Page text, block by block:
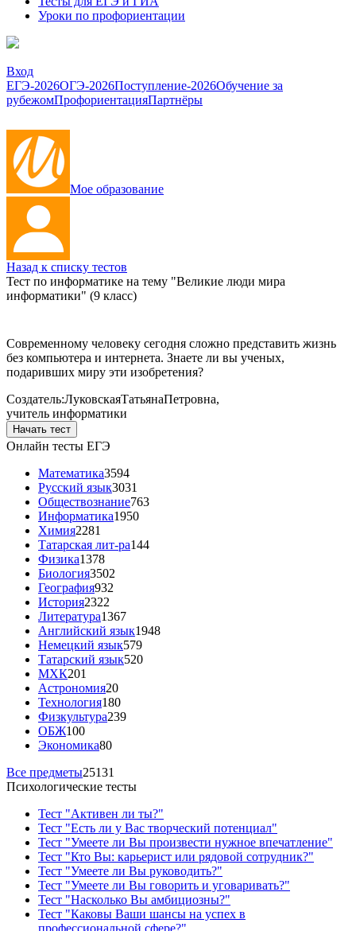
Уроки по профориентации
Вход
ЕГЭ-2026ОГЭ-2026Поступление-2026Обучение за
рубежомПрофориентацияПартнёры
Мое образование
Назад к списку тестов
Тест по информатике на тему "Великие люди мира
информатики" (9 класс)
Современному человеку сегодня сложно представить жизнь
без компьютера и интернета. Знаете ли вы ученых,
подаривших миру эти изобретения?
Создатель:ЛуковскаяТатьянаПетровна,
учитель информатики
Начать тест
Онлайн тесты ЕГЭ
Математика3594
Русский язык3031
Обществознание763
Информатика1950
Химия2281
Татарская лит-ра144
Физика1378
Биология3502
География932
История2322
Литература1367
Английский язык1948
Немецкий язык579
Татарский язык520
МХК201
Астрономия20
Технология180
Физкультура239
ОБЖ100
Экономика80
Все предметы25131
Психологические тесты
Тест "Активен ли ты?"
Тест "Есть ли у Вас творческий потенциал"
Тест "Умеете ли Вы произвести нужное впечатление"
Тест "Кто Вы: карьерист или рядовой сотрудник?"
Тест "Умеете ли Вы руководить?"
Тест "Умеете ли Вы говорить и уговаривать?"
Тест "Насколько Вы амбициозны?"
Тест "Каковы Ваши шансы на успех в
профессиональной сфере?"